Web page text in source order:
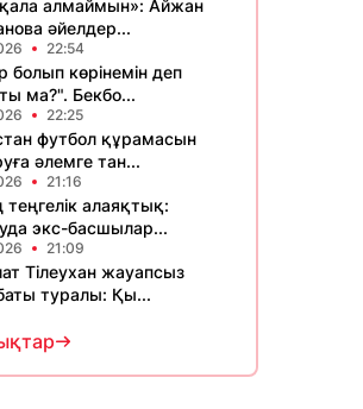
қала алмаймын»: Айжан
әйелдер...
22:54
болып көрінемін деп
ма?". Бекбо...
22:25
футбол құрамасын
әлемге тан...
21:16
алаяқтық:
экс-басшылар...
21:09
Тілеухан жауапсыз
туралы: Қы...